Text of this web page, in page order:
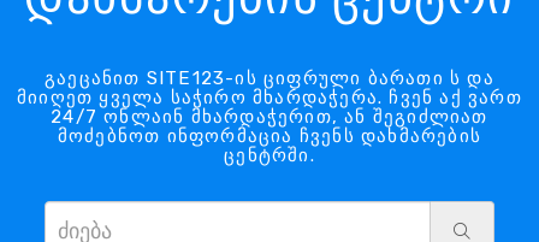
გაეცანით SITE123-ის ციფრული ბარათი ს და
მიიღეთ ყველა საჭირო მხარდაჭერა. ჩვენ აქ ვართ
24/7 ონლაინ მხარდაჭერით, ან შეგიძლიათ
მოძებნოთ ინფორმაცია ჩვენს დახმარების
ცენტრში.